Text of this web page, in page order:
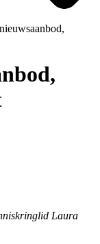
Laura